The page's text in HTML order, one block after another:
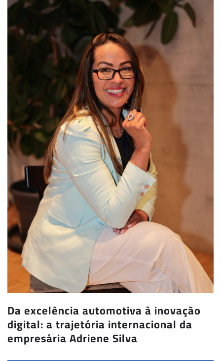
Da excelência automotiva à inovação
digital: a trajetória internacional da
empresária Adriene Silva